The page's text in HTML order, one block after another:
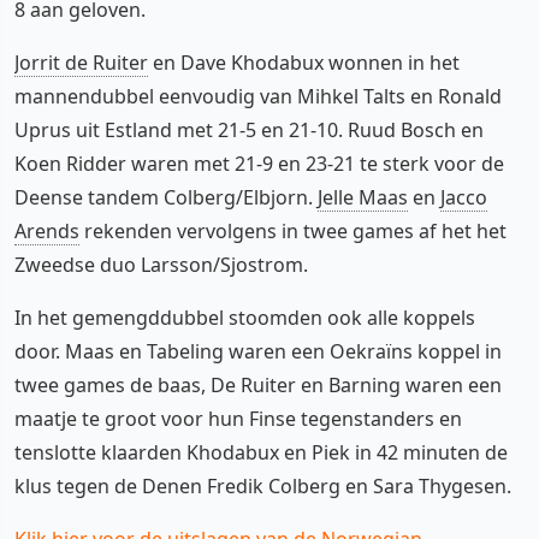
8 aan geloven.
Jorrit de Ruiter en Dave Khodabux wonnen in het
mannendubbel eenvoudig van Mihkel Talts en Ronald
Uprus uit Estland met 21-5 en 21-10. Ruud Bosch en
Koen Ridder waren met 21-9 en 23-21 te sterk voor de
Deense tandem Colberg/Elbjorn. Jelle Maas en Jacco
Arends rekenden vervolgens in twee games af het het
Zweedse duo Larsson/Sjostrom.
In het gemengddubbel stoomden ook alle koppels
door. Maas en Tabeling waren een Oekraïns koppel in
twee games de baas, De Ruiter en Barning waren een
maatje te groot voor hun Finse tegenstanders en
tenslotte klaarden Khodabux en Piek in 42 minuten de
klus tegen de Denen Fredik Colberg en Sara Thygesen.